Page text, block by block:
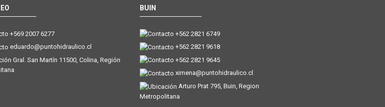
+569 2007 6277
eduardo@puntohidraulico.cl
Gral. San Martín 11500, Colina, Región
BUIN
+562 2821 6749
+562 2821 9618
+562 2821 9645
ximena@puntohidraulico.cl
Arturo Prat 795, Buin, Region
Metropolitana